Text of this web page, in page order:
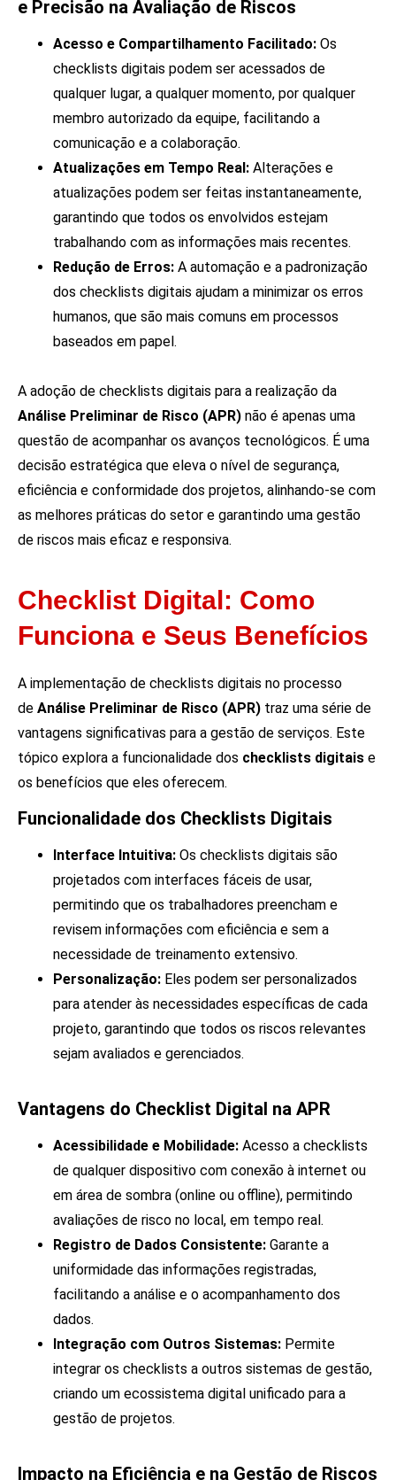
e Precisão na Avaliação de Riscos
Acesso e Compartilhamento Facilitado: Os
checklists digitais podem ser acessados de
qualquer lugar, a qualquer momento, por qualquer
membro autorizado da equipe, facilitando a
comunicação e a colaboração.
Atualizações em Tempo Real: Alterações e
atualizações podem ser feitas instantaneamente,
garantindo que todos os envolvidos estejam
trabalhando com as informações mais recentes.
Redução de Erros: A automação e a padronização
dos checklists digitais ajudam a minimizar os erros
humanos, que são mais comuns em processos
baseados em papel.
A adoção de checklists digitais para a realização da
Análise Preliminar de Risco (APR) não é apenas uma
questão de acompanhar os avanços tecnológicos. É uma
decisão estratégica que eleva o nível de segurança,
eficiência e conformidade dos projetos, alinhando-se com
as melhores práticas do setor e garantindo uma gestão
de riscos mais eficaz e responsiva.
Checklist Digital: Como
Funciona e Seus Benefícios
A implementação de checklists digitais no processo
de Análise Preliminar de Risco (APR) traz uma série de
vantagens significativas para a gestão de serviços. Este
tópico explora a funcionalidade dos checklists digitais e
os benefícios que eles oferecem.
Funcionalidade dos Checklists Digitais
Interface Intuitiva: Os checklists digitais são
projetados com interfaces fáceis de usar,
permitindo que os trabalhadores preencham e
revisem informações com eficiência e sem a
necessidade de treinamento extensivo.
Personalização: Eles podem ser personalizados
para atender às necessidades específicas de cada
projeto, garantindo que todos os riscos relevantes
sejam avaliados e gerenciados.
Vantagens do Checklist Digital na APR
Acessibilidade e Mobilidade: Acesso a checklists
de qualquer dispositivo com conexão à internet ou
em área de sombra (online ou offline), permitindo
avaliações de risco no local, em tempo real.
Registro de Dados Consistente: Garante a
uniformidade das informações registradas,
facilitando a análise e o acompanhamento dos
dados.
Integração com Outros Sistemas: Permite
integrar os checklists a outros sistemas de gestão,
criando um ecossistema digital unificado para a
gestão de projetos.
Impacto na Eficiência e na Gestão de Riscos